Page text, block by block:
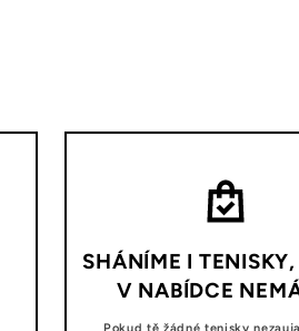
SHÁNÍME I TENISKY,
V NABÍDCE